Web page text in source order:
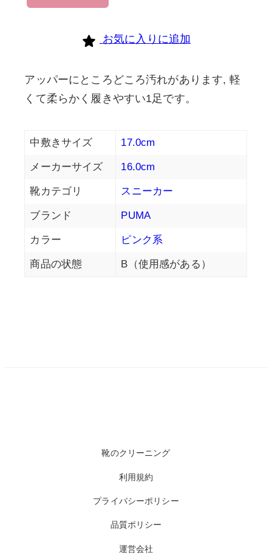
個
お気に入りに追加
アッパーにところどころ汚れがあります, 軽
くて柔らかく履きやすい1足です。
中敷きサイズ 17.0cm
メーカーサイズ 16.0cm
靴カテゴリ スニーカー
ブランド PUMA
カラー ピンク系
商品の状態 B（使用感がある）
靴のクリーニング
利用規約
プライバシーポリシー
品質ポリシー
運営会社